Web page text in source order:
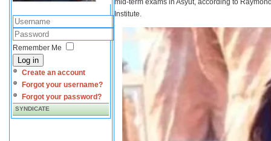
Remember Me
Log in
Create an account
Forgot your username?
Forgot your password?
SYNDICATE
mid-term exams in Asyut, according to
Institute.